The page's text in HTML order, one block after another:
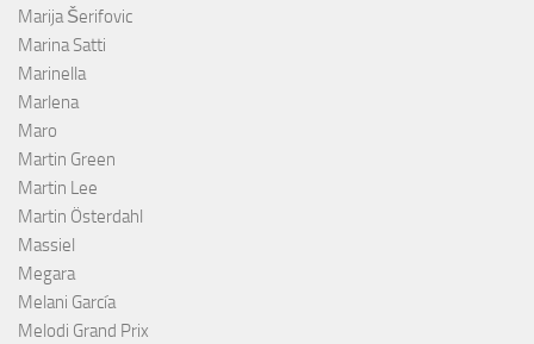
Marija Šerifovic
Marina Satti
Marinella
Marlena
Maro
Martin Green
Martin Lee
Martin Österdahl
Massiel
Megara
Melani García
Melodi Grand Prix